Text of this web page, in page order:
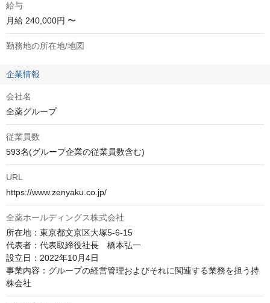
給与
月給 240,000円 〜
勤務地の所在地/地図
企業情報
会社名
全薬グループ
従業員数
593名(グループ企業の従業員数含む)
URL
https://www.zenyaku.co.jp/
全薬ホールディングス株式会社
所在地：東京都文京区大塚5-6-15
代表者：代表取締役社長　橋本弘一
設立日：2022年10月4日
事業内容：グループの経営管理およびそれに関連する業務を担う持
株会社